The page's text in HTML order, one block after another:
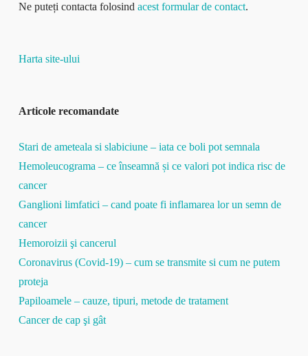
Ne puteți contacta folosind acest formular de contact.
Harta site-ului
Articole recomandate
Stari de ameteala si slabiciune – iata ce boli pot semnala
Hemoleucograma – ce înseamnă și ce valori pot indica risc de
cancer
Ganglioni limfatici – cand poate fi inflamarea lor un semn de
cancer
Hemoroizii şi cancerul
Coronavirus (Covid-19) – cum se transmite si cum ne putem
proteja
Papiloamele – cauze, tipuri, metode de tratament
Cancer de cap şi gât